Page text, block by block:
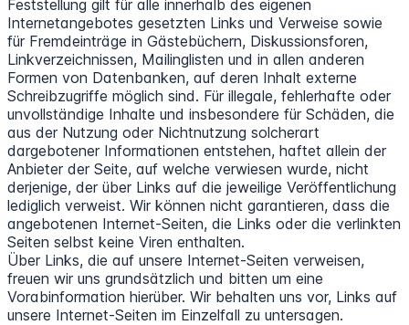
Feststellung gilt für alle innerhalb des eigenen
Internetangebotes gesetzten Links und Verweise sowie
für Fremdeinträge in Gästebüchern, Diskussionsforen,
Linkverzeichnissen, Mailinglisten und in allen anderen
Formen von Datenbanken, auf deren Inhalt externe
Schreibzugriffe möglich sind. Für illegale, fehlerhafte oder
unvollständige Inhalte und insbesondere für Schäden, die
aus der Nutzung oder Nichtnutzung solcherart
dargebotener Informationen entstehen, haftet allein der
Anbieter der Seite, auf welche verwiesen wurde, nicht
derjenige, der über Links auf die jeweilige Veröffentlichung
lediglich verweist. Wir können nicht garantieren, dass die
angebotenen Internet-Seiten, die Links oder die verlinkten
Seiten selbst keine Viren enthalten.
Über Links, die auf unsere Internet-Seiten verweisen,
freuen wir uns grundsätzlich und bitten um eine
Vorabinformation hierüber. Wir behalten uns vor, Links auf
unsere Internet-Seiten im Einzelfall zu untersagen.